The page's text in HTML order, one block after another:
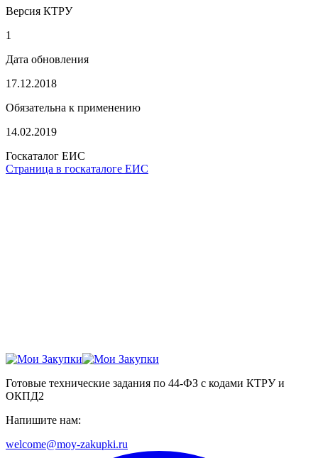
Версия КТРУ
1
Дата обновления
17.12.2018
Обязательна к применению
14.02.2019
Госкаталог ЕИС
Страница в госкаталоге ЕИС
Готовые технические задания по 44-ФЗ с кодами КТРУ и
ОКПД2
Напишите нам:
welcome@moy-zakupki.ru